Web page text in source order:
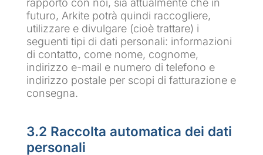
rapporto con noi, sia attualmente che in
futuro, Arkite potrà quindi raccogliere,
utilizzare e divulgare (cioè trattare) i
seguenti tipi di dati personali: informazioni
di contatto, come nome, cognome,
indirizzo e-mail e numero di telefono e
indirizzo postale per scopi di fatturazione e
consegna.
3.2 Raccolta automatica dei dati
personali